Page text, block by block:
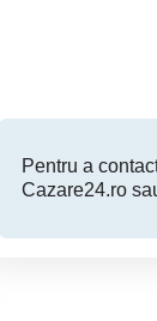
Pentru a
Cazare24.ro